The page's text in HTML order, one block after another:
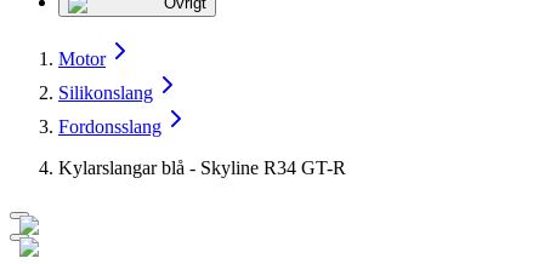
Motor
Silikonslang
Fordonsslang
Kylarslangar blå - Skyline R34 GT-R